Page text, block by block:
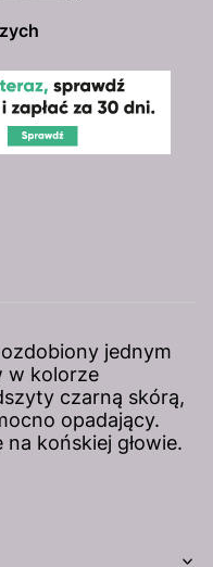
jednym
w kolorze
czarną skórą,
opadający.
na końskiej głowie.